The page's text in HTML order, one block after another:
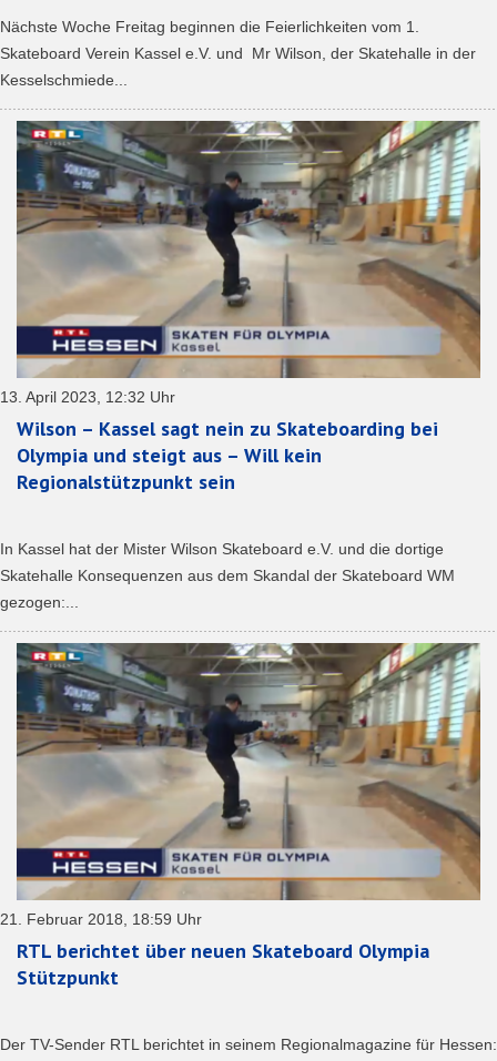
Nächste Woche Freitag beginnen die Feierlichkeiten vom 1.
Skateboard Verein Kassel e.V. und Mr Wilson, der Skatehalle in der
Kesselschmiede...
13. April 2023, 12:32 Uhr
Wilson – Kassel sagt nein zu Skateboarding bei
Olympia und steigt aus – Will kein
Regionalstützpunkt sein
In Kassel hat der Mister Wilson Skateboard e.V. und die dortige
Skatehalle Konsequenzen aus dem Skandal der Skateboard WM
gezogen:...
21. Februar 2018, 18:59 Uhr
RTL berichtet über neuen Skateboard Olympia
Stützpunkt
Der TV-Sender RTL berichtet in seinem Regionalmagazine für Hessen: